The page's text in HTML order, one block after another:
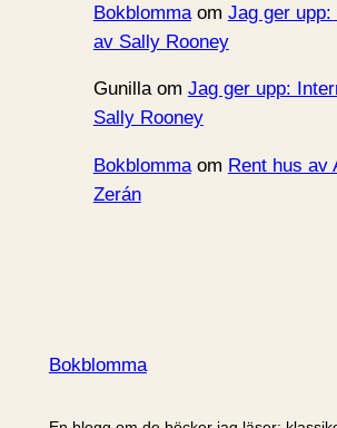
Bokblommaom Jag ger
av Sally Rooney
Gunillaom Jag ger upp:
Sally Rooney
Bokblommaom Rent hus av
Zerán
Bokblomma